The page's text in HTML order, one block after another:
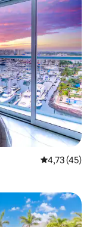
Средна
4,73 (45)